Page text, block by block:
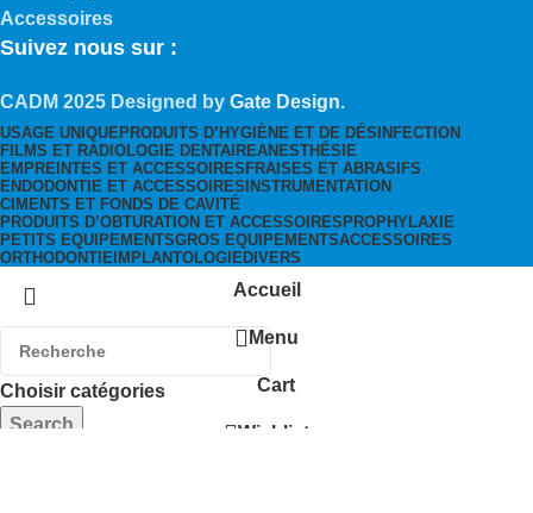
Accessoires
Suivez nous sur :
CADM 2025 Designed by Gate Design.
USAGE UNIQUEPRODUITS D’HYGIÈNE ET DE DÉSINFECTION
FILMS ET RADIOLOGIE DENTAIREANESTHÉSIE
EMPREINTES ET ACCESSOIRES FRAISES ET ABRASIFS
ENDODONTIE ET ACCESSOIRES INSTRUMENTATION
CIMENTS ET FONDS DE CAVITÉ
PRODUITS D’OBTURATION ET ACCESSOIRES PROPHYLAXIE
PETITS EQUIPEMENTSGROS EQUIPEMENTSACCESSOIRES
ORTHODONTIE IMPLANTOLOGIEDIVERS
Choisir catégories
Search
Accueil
Menu
Cart
Wishlist